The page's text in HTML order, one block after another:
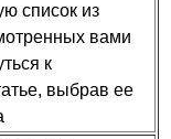
список из
вами
к
выбрав ее